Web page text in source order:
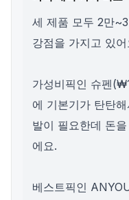
세 제품 모두 2만
강점을 가지고 있어
가성비픽인 슈펜
에 기본기가 탄탄
발이 필요한데 돈
에요.
베스트픽인